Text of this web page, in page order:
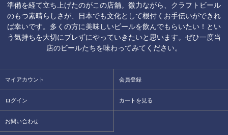
準備を経て立ち上げたのがこの店舗。微力ながら、クラフトビール
のもつ素晴らしさが、日本でも文化として根付くお手伝いができれ
ば幸いです。多くの方に美味しいビールを飲んでもらいたい！とい
う気持ちを大切にブレずにやっていきたいと思います。ぜひ一度当
店のビールたちを味わってみてください。
マイアカウント 会員登録
ログイン カートを見る
お問い合わせ